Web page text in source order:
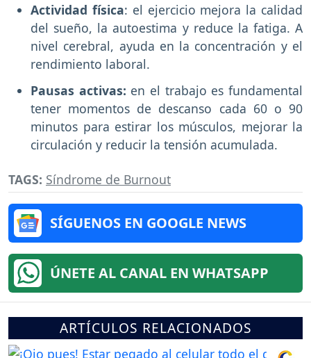
Actividad física: el ejercicio mejora la calidad
del sueño, la autoestima y reduce la fatiga. A
nivel cerebral, ayuda en la concentración y el
rendimiento laboral.
Pausas activas: en el trabajo es fundamental
tener momentos de descanso cada 60 o 90
minutos para estirar los músculos, mejorar la
circulación y reducir la tensión acumulada.
TAGS: Síndrome de Burnout
SÍGUENOS EN GOOGLE NEWS
ÚNETE AL CANAL EN WHATSAPP
ARTÍCULOS RELACIONADOS